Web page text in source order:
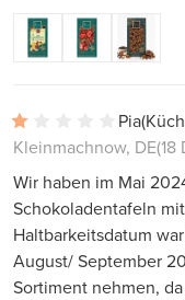
Pia
Kleinmachnow, DE(18
Wir haben im Mai
Schokoladentafeln
Haltbarkeitsdatum
August/ September
Sortiment nehmen,